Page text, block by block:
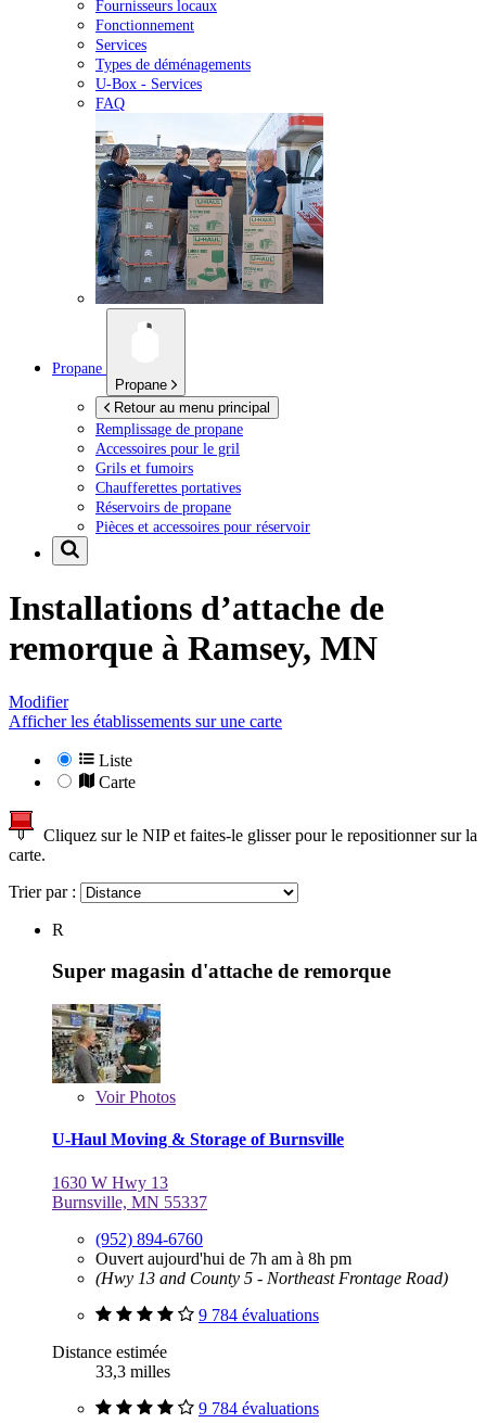
Fournisseurs locaux
Fonctionnement
Services
Types de déménagements
U-Box - Services
FAQ
Propane
Propane
Retour au menu principal
Remplissage de propane
Accessoires pour le gril
Grils et fumoirs
Chaufferettes portatives
Réservoirs de propane
Pièces et accessoires pour réservoir
Installations d’attache de
remorque à Ramsey, MN
Modifier
Afficher les établissements sur une carte
Liste
Carte
Cliquez sur le NIP et faites-le glisser pour le repositionner sur la
carte.
Trier par :
R
Super magasin d'attache de remorque
VoirPhotos
U-Haul Moving & Storage of Burnsville
1630 W Hwy 13
Burnsville, MN 55337
(952) 894-6760
Ouvert aujourd'hui de 7h am à 8h pm
(Hwy 13 and County 5 - Northeast Frontage Road)
9 784 évaluations
Distance estimée
33,3 milles
9 784 évaluations